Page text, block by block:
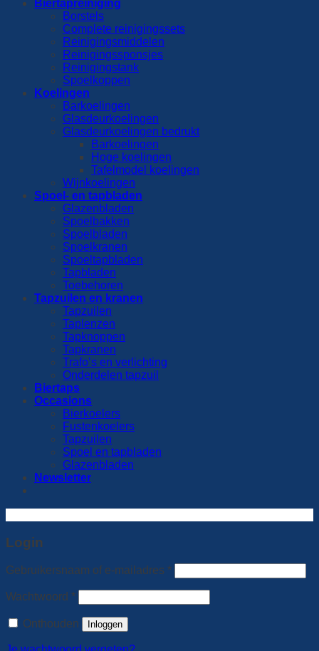
Biertapreiniging
Borstels
Complete reinigingssets
Reinigingsmiddelen
Reinigingssponsjes
Reinigingstank
Spoelkoppen
Koelingen
Barkoelingen
Glasdeurkoelingen
Glasdeurkoelingen bedrukt
Barkoelingen
Hoge koelingen
Tafelmodel koelingen
Wijnkoelingen
Spoel- en tapbladen
Glazenbladen
Spoelbakken
Spoelbladen
Spoelkranen
Spoeltapbladen
Tapbladen
Toebehoren
Tapzuilen en kranen
Tapzuilen
Taplenzen
Tapknoppen
Tapkranen
Trafo’s en verlichting
Onderdelen tapzuil
Biertaps
Occasions
Bierkoelers
Fustenkoelers
Tapzuilen
Spoel en tapbladen
Glazenbladen
Newsletter
Login
Gebruikersnaam of e-mailadres *
Wachtwoord *
Onthouden Inloggen